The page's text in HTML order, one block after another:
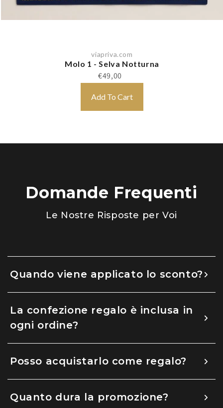
viapriva.com
Molo 1 - Selva Notturna
€49,00
Add To Cart
Domande Frequenti
Le Nostre Risposte per Voi
Quando viene applicato lo sconto?
La confezione regalo è inclusa in
ogni ordine?
Posso acquistarlo come regalo?
Quanto dura la promozione?